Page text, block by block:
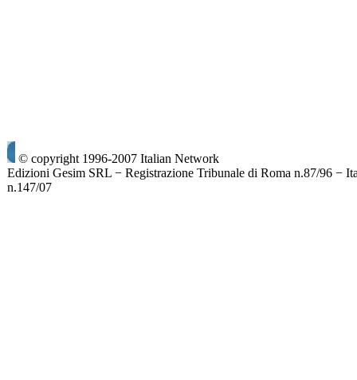
© copyright 1996-2007 Italian Network
Edizioni Gesim SRL − Registrazione Tribunale di Roma n.87/96 −
n.147/07